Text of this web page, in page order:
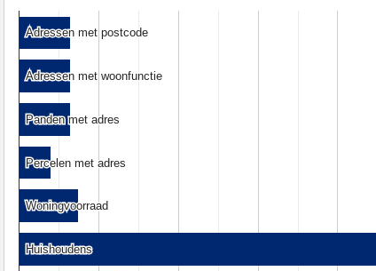
Adressen met postcode
Adressen met postcode
Adressen met woonfunctie
Adressen met woonfunctie
Panden met adres
Panden met adres
Percelen met adres
Percelen met adres
Woningvoorraad
Woningvoorraad
Huishoudens
Huishoudens